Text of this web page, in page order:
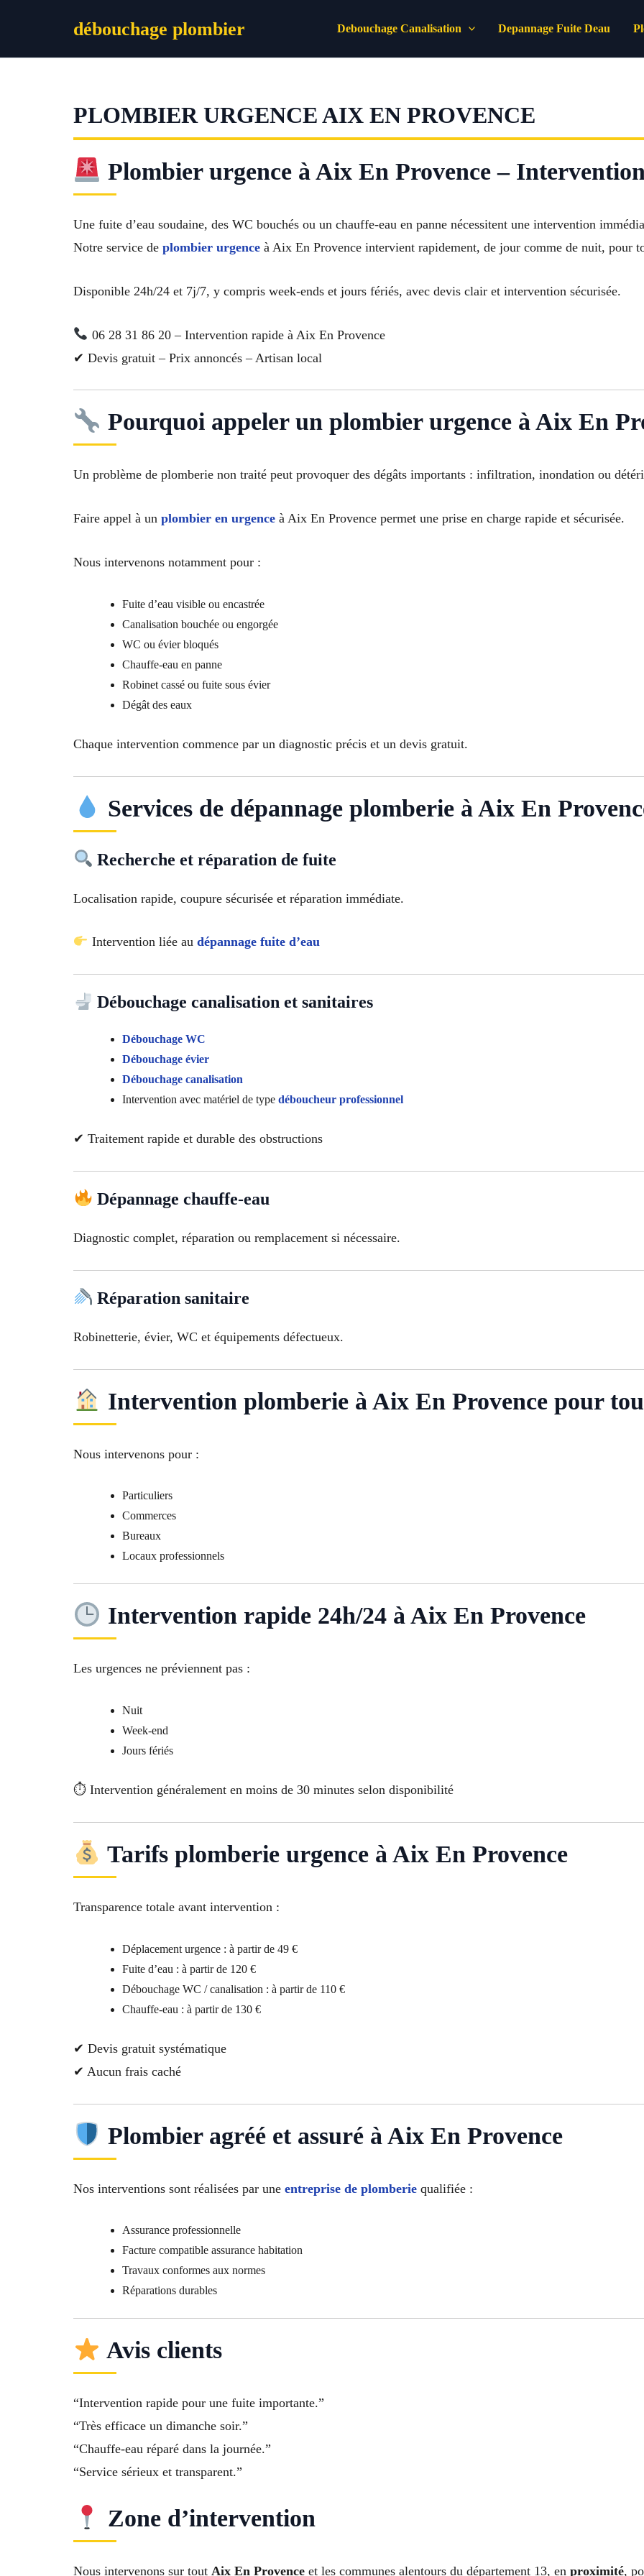
débouchage plombier Debouchage Canalisation Depannage Fuite Deau
PLOMBIER URGENCE AIX EN PROVENCE
Plombier urgence à Aix En Provence –
Une fuite d’eau soudaine, des WC bouchés ou un chauffe-eau en panne nécessitent une intervention
Notre service de plombier urgence à Aix En Provence intervient rapidement, de jour comme de nuit, pour
Disponible 24h/24 et 7j/7, y compris week-ends et jours fériés, avec devis clair et intervention sécurisée.
06 28 31 86 20 – Intervention rapide à Aix En Provence
✔ Devis gratuit – Prix annoncés – Artisan local
Pourquoi appeler un plombier urgence à Aix En
Un problème de plomberie non traité peut provoquer des dégâts importants : infiltration, inondation ou
Faire appel à un plombier en urgence à Aix En Provence permet une prise en charge rapide et sécurisée.
Nous intervenons notamment pour :
Fuite d’eau visible ou encastrée
Canalisation bouchée ou engorgée
WC ou évier bloqués
Chauffe-eau en panne
Robinet cassé ou fuite sous évier
Dégât des eaux
Chaque intervention commence par un diagnostic précis et un devis gratuit.
Services de dépannage plomberie à Aix En
Recherche et réparation de fuite
Localisation rapide, coupure sécurisée et réparation immédiate.
Intervention liée au dépannage fuite d’eau
Débouchage canalisation et sanitaires
Débouchage WC
Débouchage évier
Débouchage canalisation
Intervention avec matériel de type déboucheur professionnel
✔ Traitement rapide et durable des obstructions
Dépannage chauffe-eau
Diagnostic complet, réparation ou remplacement si nécessaire.
Réparation sanitaire
Robinetterie, évier, WC et équipements défectueux.
Intervention plomberie à Aix En Provence pour
Nous intervenons pour :
Particuliers
Commerces
Bureaux
Locaux professionnels
Intervention rapide 24h/24 à Aix En Provence
Les urgences ne préviennent pas :
Nuit
Week-end
Jours fériés
⏱ Intervention généralement en moins de 30 minutes selon disponibilité
Tarifs plomberie urgence à Aix En Provence
Transparence totale avant intervention :
Déplacement urgence : à partir de 49 €
Fuite d’eau : à partir de 120 €
Débouchage WC / canalisation : à partir de 110 €
Chauffe-eau : à partir de 130 €
✔ Devis gratuit systématique
✔ Aucun frais caché
Plombier agréé et assuré à Aix En Provence
Nos interventions sont réalisées par une entreprise de plomberie qualifiée :
Assurance professionnelle
Facture compatible assurance habitation
Travaux conformes aux normes
Réparations durables
Avis clients
“Intervention rapide pour une fuite importante.”
“Très efficace un dimanche soir.”
“Chauffe-eau réparé dans la journée.”
“Service sérieux et transparent.”
Zone d’intervention
Nous intervenons sur tout Aix En Provence et les communes alentours du département 13, en proximité,